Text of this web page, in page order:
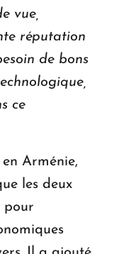
vue,
réputation
de bons
ce
Arménie,
les deux
pour